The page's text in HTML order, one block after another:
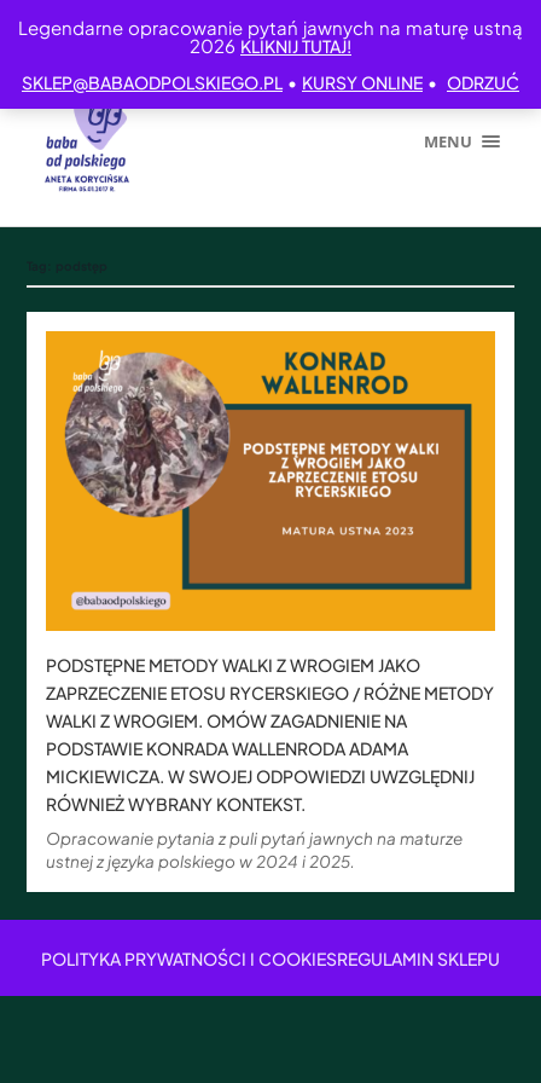
Legendarne opracowanie pytań jawnych na maturę ustną
2026 KLIKNIJ TUTAJ!
SKLEP@BABAODPOLSKIEGO.PL • KURSY ONLINE • ODRZUĆ
MENU
PODSTĘPNE METODY WALKI Z WROGIEM JAKO
ZAPRZECZENIE ETOSU RYCERSKIEGO / RÓŻNE METODY
WALKI Z WROGIEM. OMÓW ZAGADNIENIE NA
PODSTAWIE KONRADA WALLENRODA ADAMA
MICKIEWICZA. W SWOJEJ ODPOWIEDZI UWZGLĘDNIJ
RÓWNIEŻ WYBRANY KONTEKST.
Opracowanie pytania z puli pytań jawnych na maturze
ustnej z języka polskiego w 2024 i 2025.
POLITYKA PRYWATNOŚCI I COOKIESREGULAMIN SKLEPU